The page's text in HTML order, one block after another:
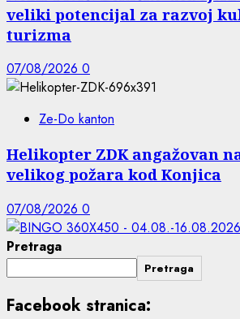
veliki potencijal za razvoj
turizma
07/08/2026 0
Ze-Do kanton
Helikopter ZDK angažovan
velikog požara kod Konjica
07/08/2026 0
Pretraga
Pretraga
Facebook stranica: